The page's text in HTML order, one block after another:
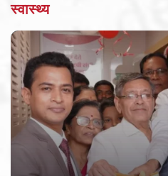
स्वास्थ्य